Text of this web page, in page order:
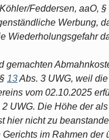
Feddersen, aaO,
Werbung,
Wiederholungsgefahr
gemachten
13Abs. 3 UWG, weil
vom 02.10.2025
2 UWG. Die Höhe der
hier nicht zu
im Rahmen